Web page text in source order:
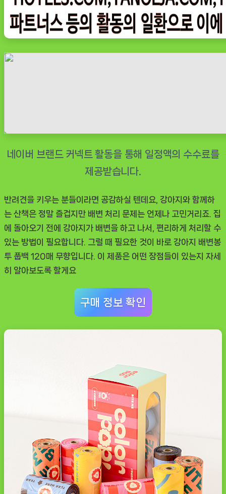
봉
투
풉
백
필
으
로
딱
반려견을 키우는 분들이라면 공감하실 텐데요, 강아지와 함께하
는 산책은 정말 즐겁지만 배변 처리 문제는 언제나 고민거리죠. 집
에 돌아오기 전에 강아지가 배변을 하고 나서, 편리하게 처리할 수
있는 방법이 필요합니다. 그럴 때 필요한 것이 바로 강아지 배변봉
투 풉백 120매 무향입니다. 이 제품은 어떤 장점들이 있는지 자세
히 알아보도록 할게요
구매 정보 확인